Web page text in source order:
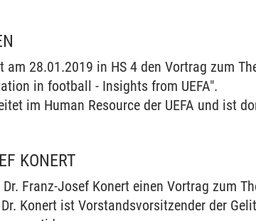
am 28.01.2019 in HS 4 den Vortrag zum
in football - Insights from UEFA".
im Human Resource der UEFA und ist
KONERT
Franz-Josef Konert einen Vortrag zum
Konert ist Vorstandsvorsitzender der